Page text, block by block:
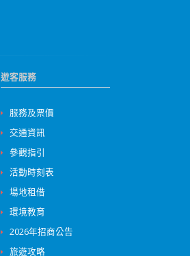
遊客服務
服務及票價
交通資訊
參觀指引
活動時刻表
場地租借
環境教育
2026年招商公告
旅遊攻略